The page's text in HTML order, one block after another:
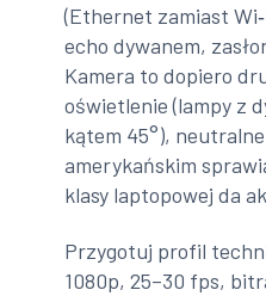
(Ethernet zamiast
echo dywanem,
Kamera to dopiero
oświetlenie (lampy z
kątem 45°),
amerykańskim
klasy laptopowej da
Przygotuj profil
1080p, 25–30 fps,